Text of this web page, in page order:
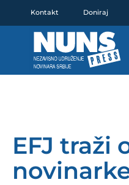
Kontakt Doniraj
EFJ traži